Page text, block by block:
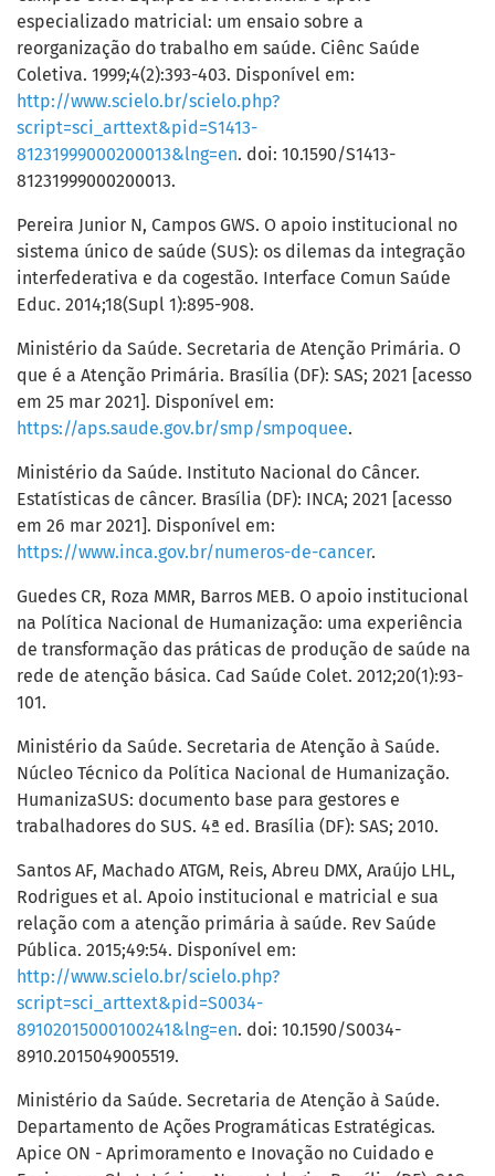
especializado matricial: um ensaio sobre a
reorganização do trabalho em saúde. Ciênc Saúde
Coletiva. 1999;4(2):393-403. Disponível em:
http://www.scielo.br/scielo.php?
script=sci_arttext&pid=S1413-
81231999000200013&lng=en. doi: 10.1590/S1413-
81231999000200013.
Pereira Junior N, Campos GWS. O apoio institucional no
sistema único de saúde (SUS): os dilemas da integração
interfederativa e da cogestão. Interface Comun Saúde
Educ. 2014;18(Supl 1):895-908.
Ministério da Saúde. Secretaria de Atenção Primária. O
que é a Atenção Primária. Brasília (DF): SAS; 2021 [acesso
em 25 mar 2021]. Disponível em:
https://aps.saude.gov.br/smp/smpoquee.
Ministério da Saúde. Instituto Nacional do Câncer.
Estatísticas de câncer. Brasília (DF): INCA; 2021 [acesso
em 26 mar 2021]. Disponível em:
https://www.inca.gov.br/numeros-de-cancer.
Guedes CR, Roza MMR, Barros MEB. O apoio institucional
na Política Nacional de Humanização: uma experiência
de transformação das práticas de produção de saúde na
rede de atenção básica. Cad Saúde Colet. 2012;20(1):93-
101.
Ministério da Saúde. Secretaria de Atenção à Saúde.
Núcleo Técnico da Política Nacional de Humanização.
HumanizaSUS: documento base para gestores e
trabalhadores do SUS. 4ª ed. Brasília (DF): SAS; 2010.
Santos AF, Machado ATGM, Reis, Abreu DMX, Araújo LHL,
Rodrigues et al. Apoio institucional e matricial e sua
relação com a atenção primária à saúde. Rev Saúde
Pública. 2015;49:54. Disponível em:
http://www.scielo.br/scielo.php?
script=sci_arttext&pid=S0034-
89102015000100241&lng=en. doi: 10.1590/S0034-
8910.2015049005519.
Ministério da Saúde. Secretaria de Atenção à Saúde.
Departamento de Ações Programáticas Estratégicas.
Apice ON - Aprimoramento e Inovação no Cuidado e